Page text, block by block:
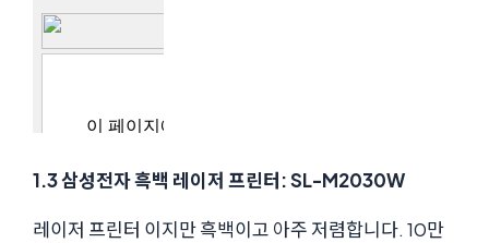
1.3 삼성전자 흑백 레이저 프린터: SL-M2030W
레이저 프린터 이지만 흑백이고 아주 저렴합니다. 10만